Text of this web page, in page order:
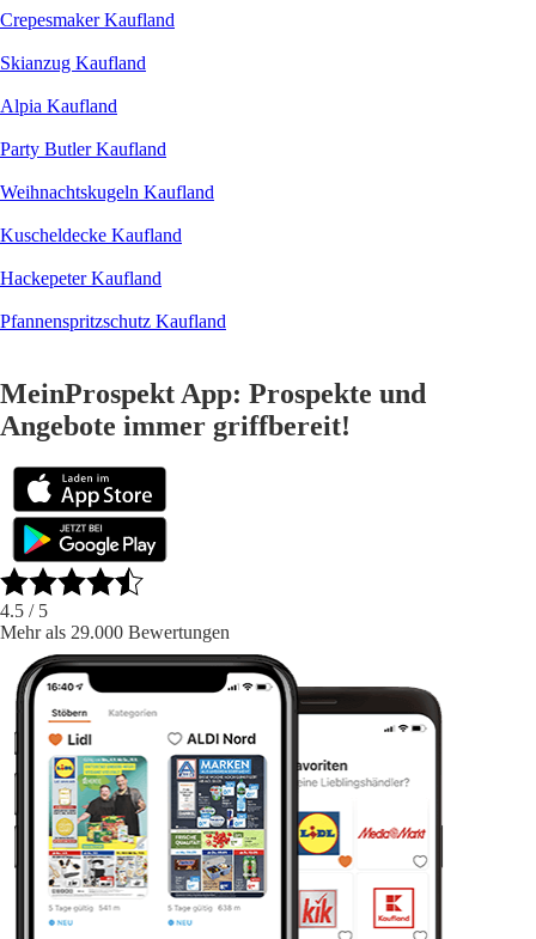
Crepesmaker Kaufland
Skianzug Kaufland
Alpia Kaufland
Party Butler Kaufland
Weihnachtskugeln Kaufland
Kuscheldecke Kaufland
Hackepeter Kaufland
Pfannenspritzschutz Kaufland
MeinProspekt App: Prospekte und
Angebote immer griffbereit!
4.5 / 5
Mehr als 29.000 Bewertungen